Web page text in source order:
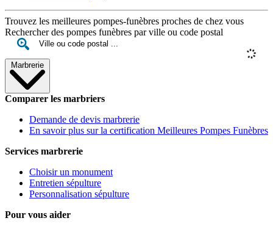
Trouvez les meilleures pompes-funèbres proches de chez vous
Rechercher des pompes funèbres par ville ou code postal
Marbrerie
Comparer les marbriers
Demande de devis marbrerie
En savoir plus sur la certification Meilleures Pompes Funèbres
Services marbrerie
Choisir un monument
Entretien sépulture
Personnalisation sépulture
Pour vous aider